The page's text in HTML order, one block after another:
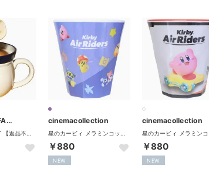
BACKYARD FAMILY cinemacollection
￥880
NEW
cinemacollection
￥880
NEW